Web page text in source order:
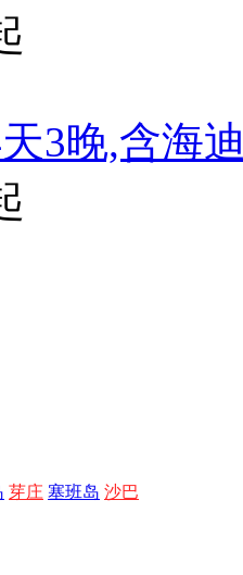
3晚,含海
芽庄 塞班岛 沙巴